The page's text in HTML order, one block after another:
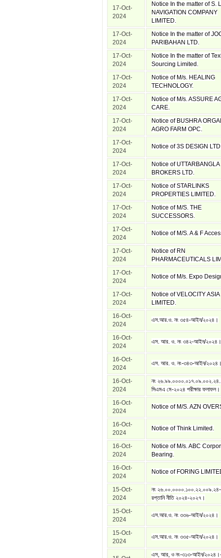
17-Oct-
2024
Notice In the matter of S.
NAVIGATION COMPANY
LIMITED.
17-Oct-
2024
Notice In the matter of
PARIBAHAN LTD.
17-Oct-
2024
Notice In the matter of
Sourcing Limited.
17-Oct-
2024
Notice of M/s. HEALING
TECHNOLOGY.
17-Oct-
2024
Notice of M/s. ASSURE
CARE.
17-Oct-
2024
Notice of BUSHRA
AGRO FARM OPC.
17-Oct-
2024
Notice of 3S DESIGN
17-Oct-
2024
Notice of UTTARBANGLA
BROKERS LTD.
17-Oct-
2024
Notice of STARLINKS
PROPERTIES LIMITED.
17-Oct-
2024
Notice of M/S. THE
SUCCESSORS.
17-Oct-
2024
Notice of M/S. A & F
17-Oct-
2024
Notice of RN
PHARMACEUTICALS
17-Oct-
2024
Notice of M/s. Expo
17-Oct-
2024
Notice of VELOCITY ASIA
LIMITED.
16-Oct-
2024
এস.আর.ও. নং ৩৫৪-আইন/২০২৪।
16-Oct-
2024
এস. আর. ও. নং ৩৪২-আইন/২০২৪।
16-Oct-
2024
এস. আর. ও. নং-৩৪৩-আইন/
16-Oct-
2024
নং
সিএমএ মে-২০২৪ পরীক্ষার ফলাফল।
16-Oct-
2024
Notice of M/S. AZN
16-Oct-
2024
Notice of Think Limited.
16-Oct-
2024
Notice of M/s. ABC
Bearing.
16-Oct-
2024
Notice of FORING
15-Oct-
2024
নং
রপ্তানি নীতি ২০২৪-২০২৭।
15-Oct-
2024
এস.আর.ও. নং ৩৩৬-আইন/২০২৪।
15-Oct-
2024
এস.আর.ও. নং ৩৩৫-আইন/২০২৪।
এস, আর, ও নং-৩১৩-আইন/